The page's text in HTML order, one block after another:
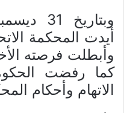
أيدت المحكمة
وأبطلت فرصته
كما رفضت
الاتهام وأحكام